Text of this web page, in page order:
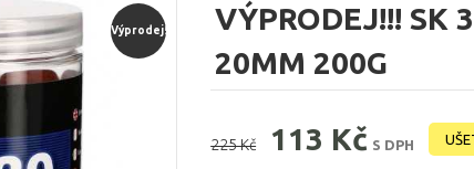
Výprodej!
VÝPRODEJ!!! SK
20MM 200G
225 Kč 113 Kč S DPH